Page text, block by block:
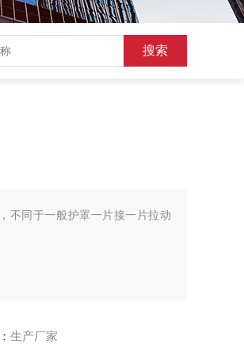
不同于一般护罩一片接一片拉动
生产厂家